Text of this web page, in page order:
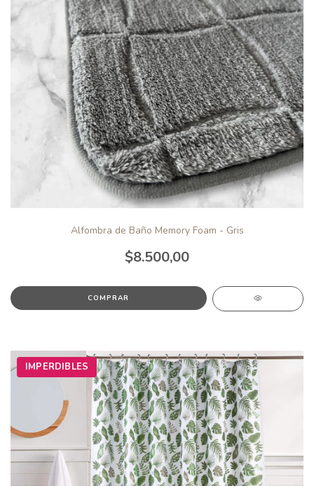
Alfombra de Baño Memory Foam - Gris
$8.500,00
IMPERDIBLES